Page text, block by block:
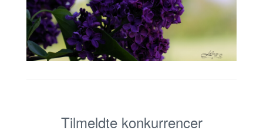
Tilmeldte konkurrencer